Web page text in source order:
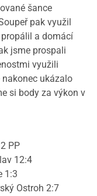
šance
pak využil
a domácí
jsme prospali
využili
ukázalo
si body za výkon v
PP
12:4
1:3
Ostroh 2:7